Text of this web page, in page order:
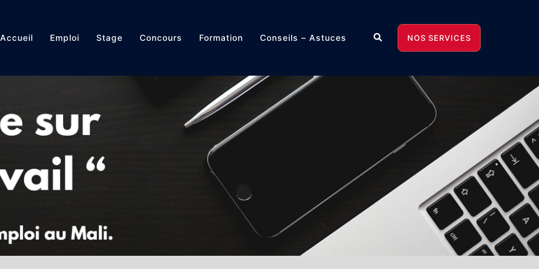
Accueil Emploi Stage Concours Formation Conseils – Astuces RechercherNOS SERVICES